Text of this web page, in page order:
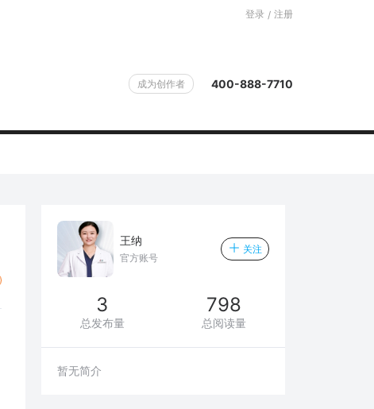
登录 / 注册
成为创作者 400-888-7710
王纳
官方账号
关注
3
总发布量
798
总阅读量
暂无简介